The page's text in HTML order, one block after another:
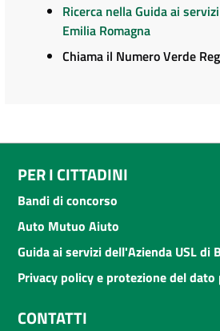
Ricerca nella Guida ai
Emilia Romagna
Chiama il Numero Verde
PER I CITTADINI
Bandi di concorso
Auto Mutuo Aiuto
Guida ai servizi dell'Azienda USL di
Privacy policy e protezione del dato
CONTATTI